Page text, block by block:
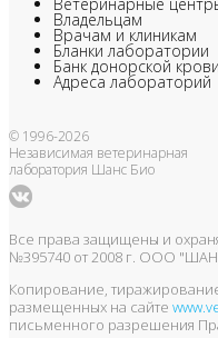
Владельцам
Врачам и клиникам
Бланки лаборатории
Банк донорской крови
Адреса лабораторий
© 1996-2026
Независимая ветеринарная
лаборатория Шанс Био
Все права защищены и
№395740 от 2008 г. ООО
Копирование,
размещенных на сайте
письменного разрешения